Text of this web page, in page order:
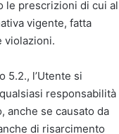
le prescrizioni di cui al
vigente, fatta
violazioni.
5.2., l’Utente si
responsabilità
anche se causato da
di risarcimento